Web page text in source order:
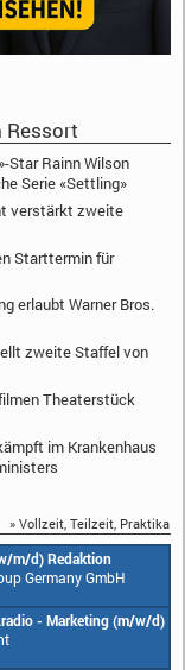
Ressort
Star Rainn Wilson
Serie «Settling»
verstärkt zweite
Starttermin für
erlaubt Warner Bros.
zweite Staffel von
Theaterstück
im Krankenhaus
» Vollzeit, Teilzeit, Praktika
m/d) Redaktion
Germany GmbH
- Marketing (m/w/d)